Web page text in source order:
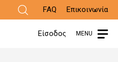
FAQ Επικοινωνία
Είσοδος MENU